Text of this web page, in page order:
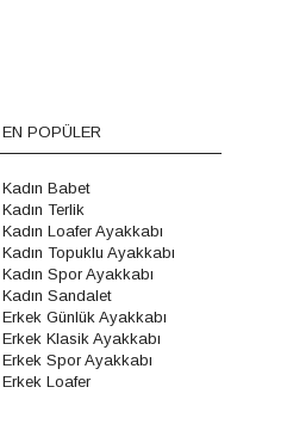
EN POPÜLER
Kadın Babet
Kadın Terlik
Kadın Loafer Ayakkabı
Kadın Topuklu Ayakkabı
Kadın Spor Ayakkabı
Kadın Sandalet
Erkek Günlük Ayakkabı
Erkek Klasik Ayakkabı
Erkek Spor Ayakkabı
Erkek Loafer